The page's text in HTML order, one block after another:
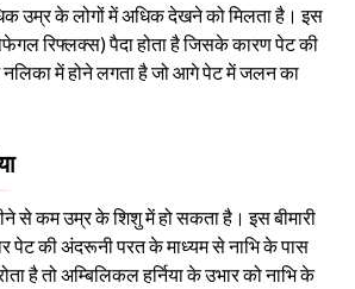
उम्र के लोगों में अधिक देखने को मिलता है। इस
रिफ्लक्स) पैदा होता है जिसके कारण पेट की
नलिका में होने लगता है जो आगे पेट में जलन का
से कम उम्र के शिशु में हो सकता है। इस बीमारी
पेट की अंदरूनी परत के माध्यम से नाभि के पास
है तो अम्बिलिकल हर्निया के उभार को नाभि के